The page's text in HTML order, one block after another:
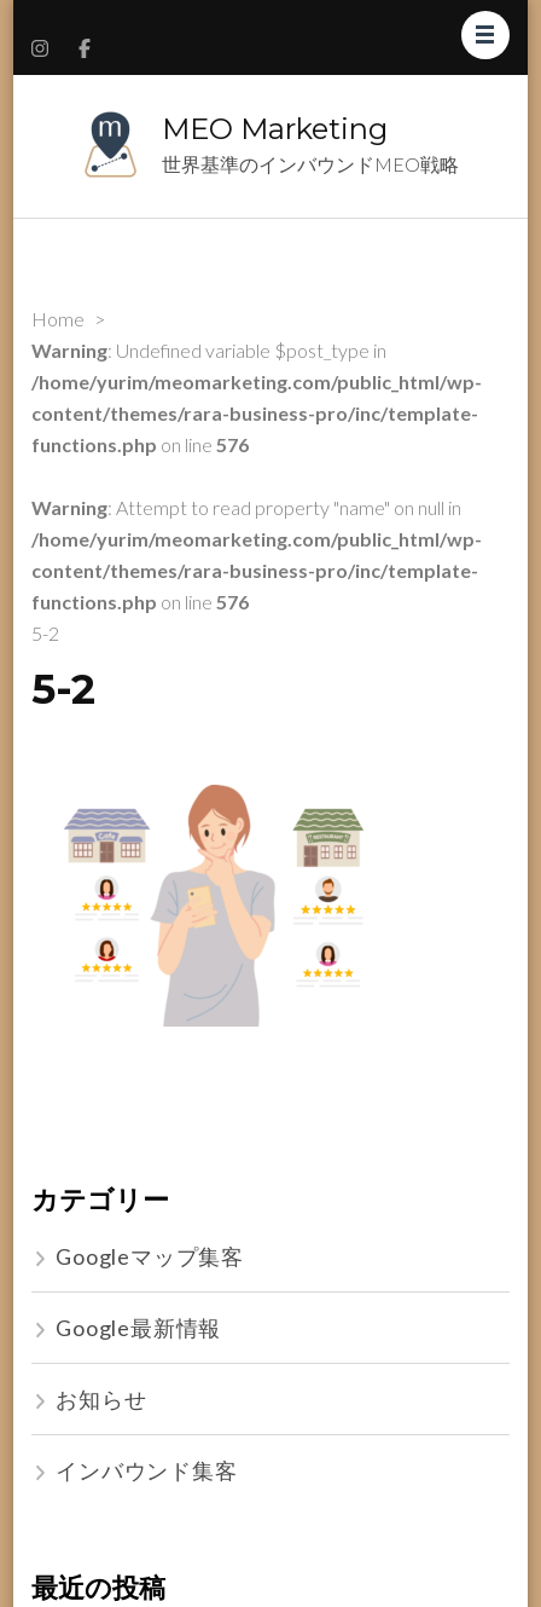
MEO Marketing
世界基準のインバウンドMEO戦略
Home >
Warning: Undefined variable $post_type in
/home/yurim/meomarketing.com/public_html/wp-
content/themes/rara-business-pro/inc/template-
functions.php on line576
Warning: Attempt to read property "name" on null in
/home/yurim/meomarketing.com/public_html/wp-
content/themes/rara-business-pro/inc/template-
functions.php on line576
5-2
5-2
カテゴリー
Googleマップ集客
Google最新情報
お知らせ
インバウンド集客
最近の投稿